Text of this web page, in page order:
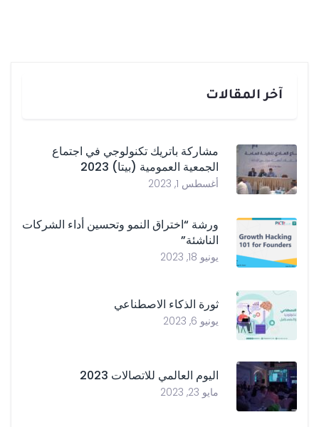
آخر المقالات
مشاركة باتريك تكنولوجي في اجتماع
الجمعية العمومية (بيتا) 2023
أغسطس 1, 2023
ورشة “اختراق النمو وتحسين أداء الشركات
الناشئة”
يونيو 18, 2023
ثورة الذكاء الاصطناعي
يونيو 6, 2023
اليوم العالمي للاتصالات 2023
مايو 23, 2023